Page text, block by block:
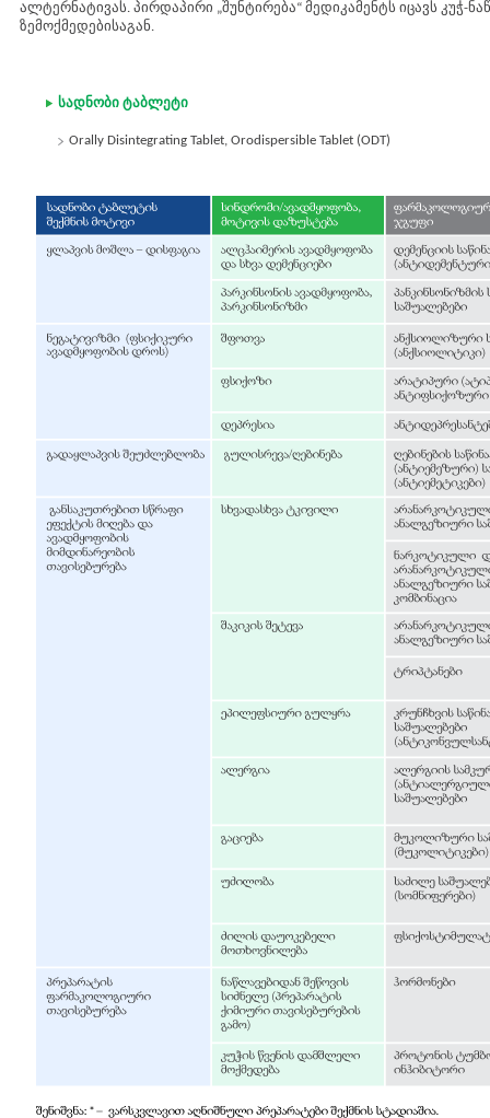
ალტერნატივას. პირდაპირი „შუნტირება“ მედიკამენტს იცავს კუჭ-
ზემოქმედებისაგან.
სადნობი ტაბლეტი
Orally Disintegrating Tablet, Orodispersible Tablet (ODT)